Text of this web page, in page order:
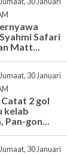
Safari
Matt...
Jumaat, 30 Januari
2 gol
kelab
gon...
Jumaat, 30 Januari